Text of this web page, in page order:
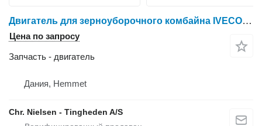
Двигатель для зерноуборочного комбайна IVECO F3AE0684G B004
Цена по запросу
Запчасть - двигатель
Дания, Hemmet
Chr. Nielsen - Tingheden A/S